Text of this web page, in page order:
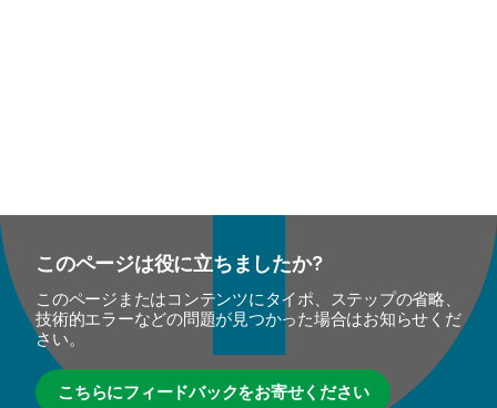
このページは役に立ちましたか?
このページまたはコンテンツにタイポ、ステップの省略、
技術的エラーなどの問題が見つかった場合はお知らせくだ
さい。
こちらにフィードバックをお寄せください